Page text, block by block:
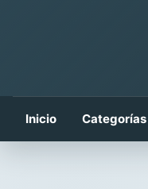
Inicio Categorías